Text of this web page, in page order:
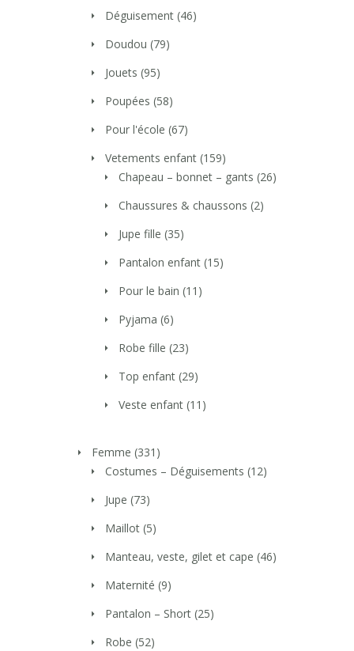
Déguisement (46)
Doudou (79)
Jouets (95)
Poupées (58)
Pour l'école (67)
Vetements enfant (159)
Chapeau – bonnet – gants (26)
Chaussures & chaussons (2)
Jupe fille (35)
Pantalon enfant (15)
Pour le bain (11)
Pyjama (6)
Robe fille (23)
Top enfant (29)
Veste enfant (11)
Femme (331)
Costumes – Déguisements (12)
Jupe (73)
Maillot (5)
Manteau, veste, gilet et cape (46)
Maternité (9)
Pantalon – Short (25)
Robe (52)